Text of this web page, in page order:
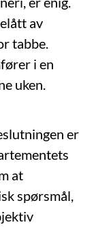
av
tabbe.
i en
uken.
er
at
spørsmål,